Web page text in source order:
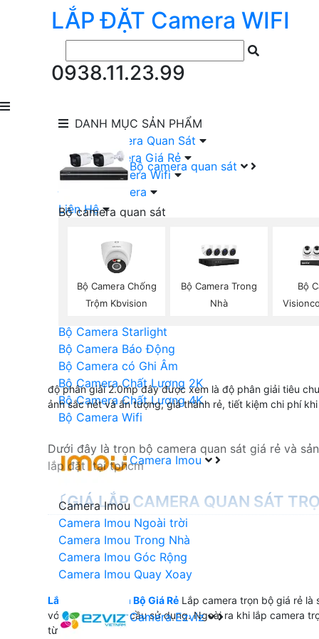
LẮP ĐẶT Camera WIFI
0938.11.23.99
DANH MỤC SẢN PHẨM
Bộ camera quan sát
Bộ camera quan sát
Camera KBVISION Trọn Bộ
Camera DAHUA Trọn Bộ
Camera giá Rẻ Trọn Bộ
Bộ Camera Nên Dùng
Bộ Camera Starlight
Bộ Camera Báo Động
Bộ Camera có Ghi Âm
Bộ Camera Chất Lượng 2K
Bộ Camera Chất Lượng 4K
Bộ Camera Wifi
Camera Imou
Camera Imou
Camera Imou Ngoài trời
Camera Imou Trong Nhà
Camera Imou Góc Rộng
Camera Imou Quay Xoay
Camera Ezviz
lắp Đặt Camera Quan Sát
Lắp Bộ Camera Giá Rẻ
Lắp Đặt Camera Wifi
Đầu Ghi Camera
Liên Hệ
Bộ Camera Chống
Trộm Kbvision
Bộ Camera Trong
Nhà
Bộ
độ phân giải 2.0mp đây được xem là độ phân giải tiêu
ảnh sắc nét và ấn tượng, giá thành rẻ, tiết kiệm chi phí
Dưới đây là trọn bộ camera quan sát giá rẻ và
lắp đặt tại tphcm
〔GIÁ LẮP CAMERA QUAN SÁT
💎 Lắp camera quan sát trọn bộ có rất nhiều
gói camera với thiết kế khác nhau và hình ảnh
Bộ Camera Sử Dụng
💼 Bộ Camera Văn Phòng Giá Rẻ
Lắp Camera Trọn Bộ Giá Rẻ Lắp camera trọn bộ giá rẻ
với mục đích nhu cầu sử dụng. Ngoài ra khi lắp camera
từ chính hãng.